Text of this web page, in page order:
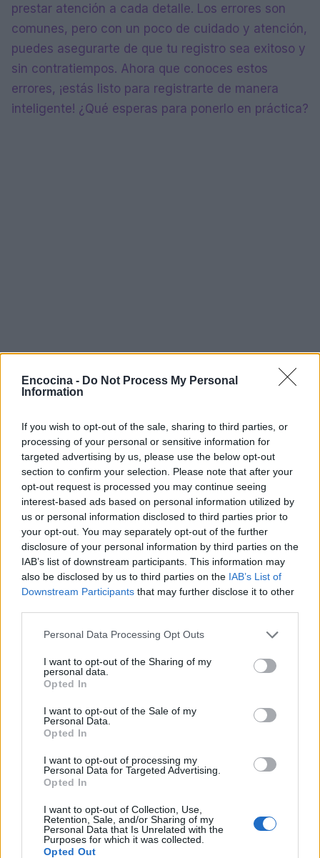
Encocina - Do Not Process My Personal
Information
If you wish to opt-out of the sale, sharing to third parties, or
processing of your personal or sensitive information for
targeted advertising by us, please use the below opt-out
section to confirm your selection. Please note that after your
opt-out request is processed you may continue seeing
interest-based ads based on personal information utilized by
us or personal information disclosed to third parties prior to
your opt-out. You may separately opt-out of the further
disclosure of your personal information by third parties on the
IAB’s list of downstream participants. This information may
also be disclosed by us to third parties on the IAB’s List of
Downstream Participants that may further disclose it to other
Please note that this website/app uses one or more Google
not limited to your visit or usage behaviour. You may click to
grant or deny consent to Google and its third-party tags to
use your data for below specified purposes in below Google
consent section.
Personal Data Processing Opt Outs
I want to opt-out of the Sharing of my
personal data.
Opted In
I want to opt-out of the Sale of my
Personal Data.
Opted In
I want to opt-out of processing my
Personal Data for Targeted Advertising.
Opted In
I want to opt-out of Collection, Use,
Retention, Sale, and/or Sharing of my
Personal Data that Is Unrelated with the
Purposes for which it was collected.
Opted Out
prestar atención a cada detalle. Los errores son
comunes, pero con un poco de cuidado y atención,
puedes asegurarte de que tu registro sea exitoso y
sin contratiempos. Ahora que conoces estos
errores, ¡estás listo para registrarte de manera
inteligente! ¿Qué esperas para ponerlo en práctica?
staff
Sigue leyendo
PASTAS Y PIZZAS